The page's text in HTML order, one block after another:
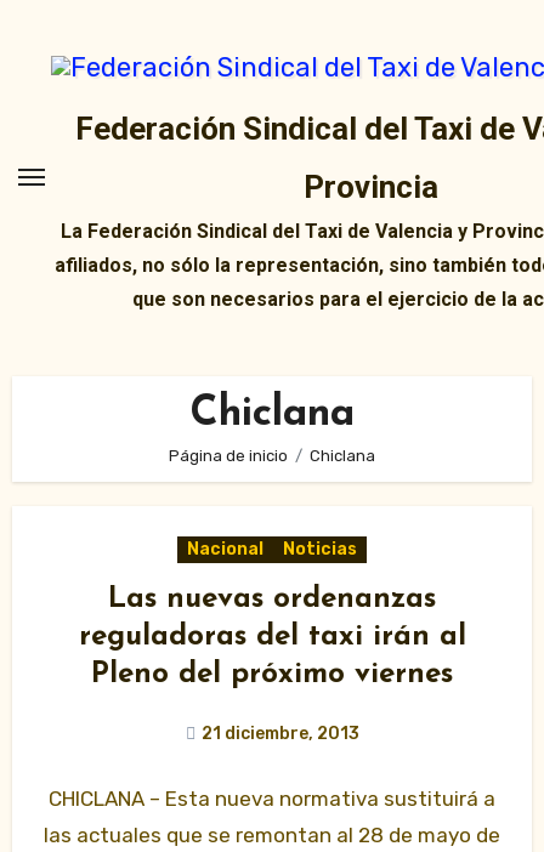
contenido
Federación Sindical del Taxi de
Provincia
La Federación Sindical del Taxi de Valencia y
afiliados, no sólo la representación, sino también
que son necesarios para el ejercicio de la
Chiclana
Página de inicio Chiclana
Nacional Noticias
Las nuevas ordenanzas
reguladoras del taxi irán al
Pleno del próximo viernes
21 diciembre, 2013
CHICLANA – Esta nueva normativa sustituirá a
las actuales que se remontan al 28 de mayo de